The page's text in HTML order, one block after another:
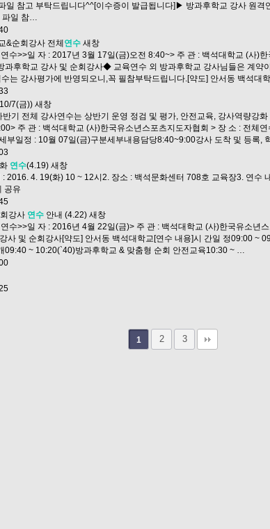
일 참고 부탁드립니다^^[이수증이 발급됩니다]▶ 방과후학교 강사 원격
파일 참…
&순회강사 전체 연수 새창
수>>일 자 : 2017년 3월 17일(금)오전 8:40~> 주 관 : 백석대학교 (사)
과후학교 강사 및 순회강사◆ 교육연수 외 방과후학교 강사님들은 계약
는 강사평가에 반영되오니,꼭 필참부탁드립니다.[약도] 안서동 백석대
7(금)) 새창
기 전체 강사연수는 상반기 운영 정검 및 평가, 안전교육, 강사역량강
주 관 : 백석대학교 (사)한국유소년스포츠지도자협회 > 장 소 : 전체
부일정 : 10월 07일(금)구분세부내용담당8:40~9:00강사 도착 및 등록,
연수(4.19) 새창
2016. 4. 19(화) 10 ~ 12시2. 장소 : 백석문화센터 708호 교육장3. 연수
공유
강사 연수 안내 (4.22) 새창
수>>일 자 : 2016년 4월 22일(금)> 주 관 : 백석대학교 (사)한국유소년
사 및 순회강사[약도] 안서동 백석대학교[연수 내용]시 간일 정09:00 ~
09:40 ~ 10:20(`40)방과후학교 & 맞춤형 순회 안전교육10:30 ~ …
1 2 3